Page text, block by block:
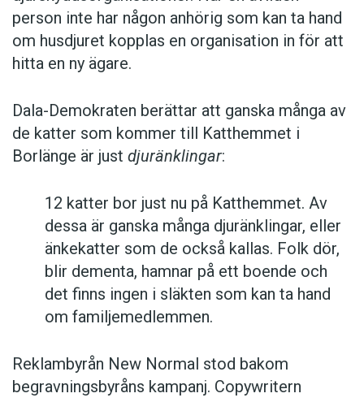
person inte har någon anhörig som kan ta hand
om husdjuret kopplas en organisation in för att
hitta en ny ägare.
Dala-Demokraten berättar att ganska många av
de katter som kommer till Katthemmet i
Borlänge är just djuränklingar:
12 katter bor just nu på Katthemmet. Av
dessa är ganska många djuränklingar, eller
änkekatter som de också kallas. Folk dör,
blir dementa, hamnar på ett boende och
det finns ingen i släkten som kan ta hand
om familjemedlemmen.
Reklambyrån New Normal stod bakom
begravningsbyråns kampanj. Copywritern